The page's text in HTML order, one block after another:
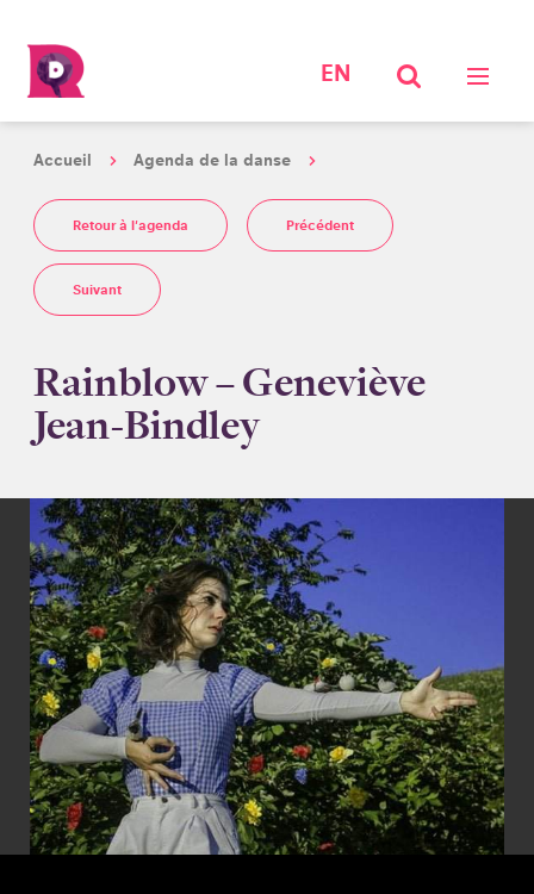
EN
Accueil Agenda de la danse
Retour à l'agenda Précédent
Suivant
Rainblow – Geneviève
Jean-Bindley